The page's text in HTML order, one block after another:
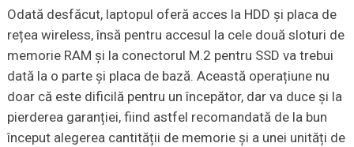
Odată desfăcut, laptopul oferă acces la HDD și placa de
rețea wireless, însă pentru accesul la cele două sloturi de
memorie RAM și la conectorul M.2 pentru SSD va trebui
dată la o parte și placa de bază. Această operațiune nu
doar că este dificilă pentru un începător, dar va duce și la
pierderea garanției, fiind astfel recomandată de la bun
început alegerea cantității de memorie și a unei unități de